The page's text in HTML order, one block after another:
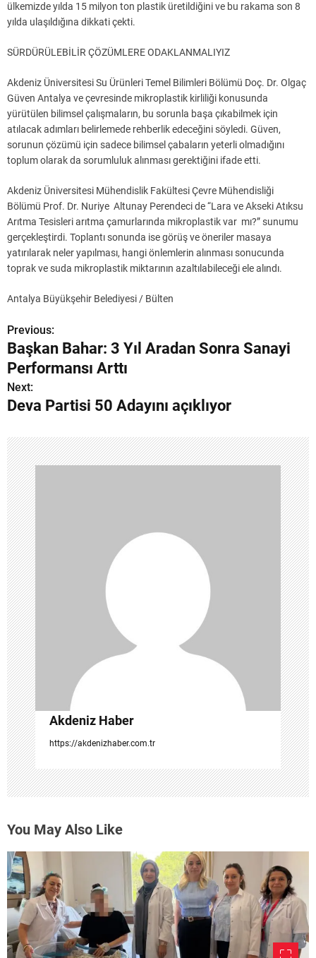
ülkemizde yılda 15 milyon ton plastik üretildiğini ve bu rakama son 8
yılda ulaşıldığına dikkati çekti.
SÜRDÜRÜLEBİLİR ÇÖZÜMLERE ODAKLANMALIYIZ
Akdeniz Üniversitesi Su Ürünleri Temel Bilimleri Bölümü Doç. Dr. Olgaç
Güven Antalya ve çevresinde mikroplastik kirliliği konusunda
yürütülen bilimsel çalışmaların, bu sorunla başa çıkabilmek için
atılacak adımları belirlemede rehberlik edeceğini söyledi. Güven,
sorunun çözümü için sadece bilimsel çabaların yeterli olmadığını
toplum olarak da sorumluluk alınması gerektiğini ifade etti.
Akdeniz Üniversitesi Mühendislik Fakültesi Çevre Mühendisliği
Bölümü Prof. Dr. Nuriye Altunay Perendeci de “Lara ve Akseki Atıksu
Arıtma Tesisleri arıtma çamurlarında mikroplastik var mı?” sunumu
gerçekleştirdi. Toplantı sonunda ise görüş ve öneriler masaya
yatırılarak neler yapılması, hangi önlemlerin alınması sonucunda
toprak ve suda mikroplastik miktarının azaltılabileceği ele alındı.
Antalya Büyükşehir Belediyesi / Bülten
Y
a
z
ı
g
e
z
i
n
m
e
s
i
Previous:
Başkan Bahar: 3 Yıl Aradan Sonra Sanayi
Performansı Arttı
Next:
Deva Partisi 50 Adayını açıklıyor
Akdeniz Haber
https://akdenizhaber.com.tr
You May Also Like